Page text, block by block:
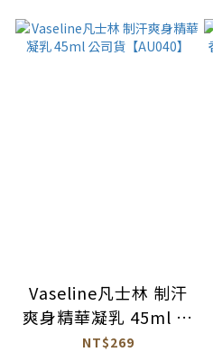
Vaseline凡士林 制汗
爽身精華凝乳 45ml 公
司貨【AU040】
NT$269